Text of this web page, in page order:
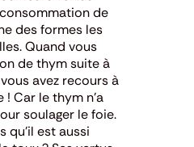
de
des formes les
Quand vous
de thym suite à
avez recours à
Car le thym n’a
soulager le foie.
qu’il est aussi